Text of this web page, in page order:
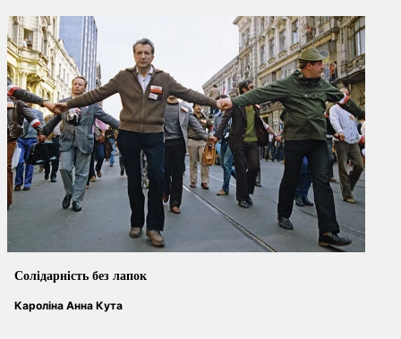
Солідарність без лапок
Кароліна Анна Кута